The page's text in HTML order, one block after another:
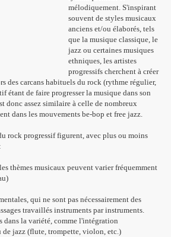
mélodiquement. S'inspirant
souvent de styles musicaux
anciens et/ou élaborés, tels
que la musique classique, le
jazz ou certaines musiques
ethniques, les artistes
progressifs cherchent à créer
des carcans habituels du rock (rythme régulier,
étant de faire progresser la musique dans son
donc assez similaire à celle de nombreux
dans les mouvements be-bop et free jazz.
rock progressif figurent, avec plus ou moins
thèmes musicaux peuvent varier fréquemment
qui ne sont pas nécessairement des
travaillés instruments par instruments.
la variété, comme l'intégration
de jazz (flute, trompette, violon, etc.)